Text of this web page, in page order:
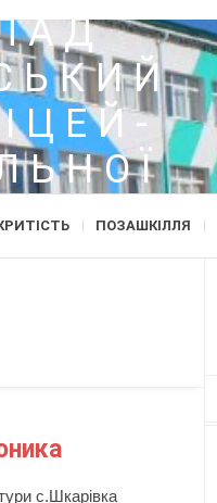
ПОЗАШКІЛЛЯ
с.Шкарівка